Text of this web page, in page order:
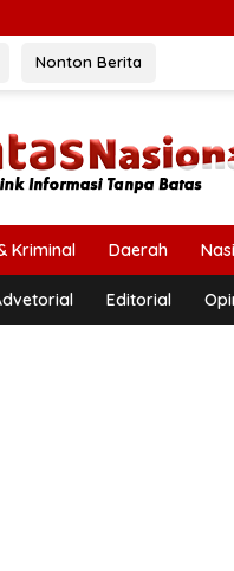
Nonton Berita
Kriminal Daerah
Editorial